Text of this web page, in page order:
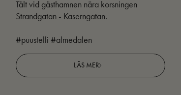
Tält vid gästhamnen nära korsningen
Strandgatan - Kaserngatan.
#puustelli #almedalen
LÄS MER